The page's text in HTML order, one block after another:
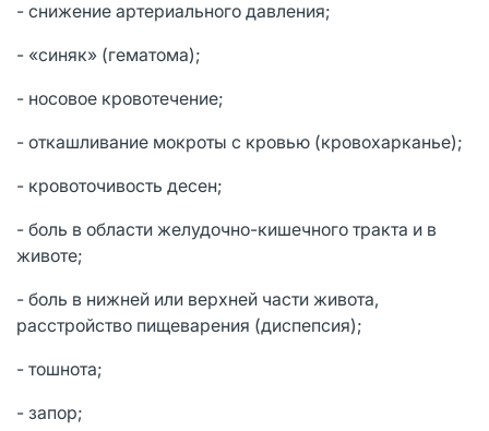
- снижение артериального давления;
- «синяк» (гематома);
- носовое кровотечение;
- откашливание мокроты с кровью (кровохарканье);
- кровоточивость десен;
- боль в области желудочно-кишечного тракта и в
животе;
- боль в нижней или верхней части живота,
расстройство пищеварения (диспепсия);
- тошнота;
- запор;